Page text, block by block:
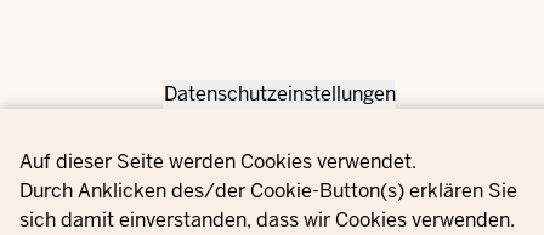
Privacy settings
Datenschutzeinstellungen
Auf dieser Seite werden Cookies verwendet.
Durch Anklicken des/der Cookie-Button(s) erklären Sie
sich damit einverstanden, dass wir Cookies verwenden.